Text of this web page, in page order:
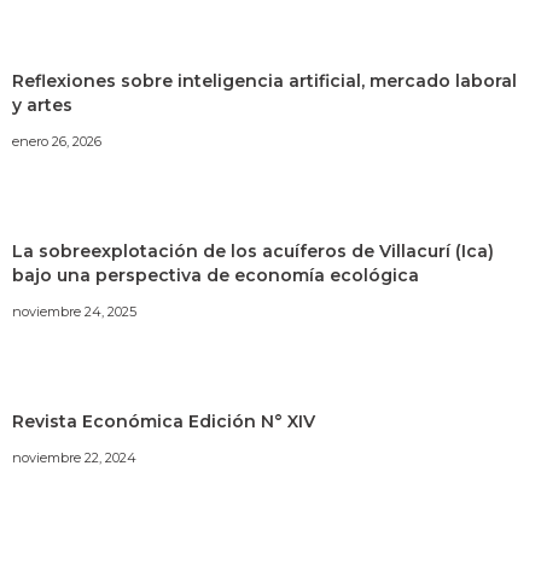
Reflexiones sobre inteligencia artificial, mercado laboral
y artes
enero 26, 2026
La sobreexplotación de los acuíferos de Villacurí (Ica)
bajo una perspectiva de economía ecológica
noviembre 24, 2025
Revista Económica Edición N° XIV
noviembre 22, 2024